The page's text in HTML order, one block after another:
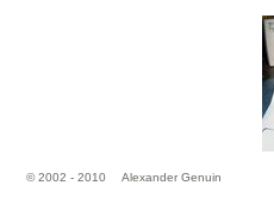
© 2002 - 2010 Alexander Genuin